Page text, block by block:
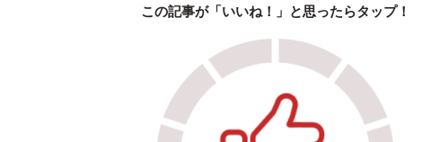
この記事が「いいね！」と思ったらタップ！